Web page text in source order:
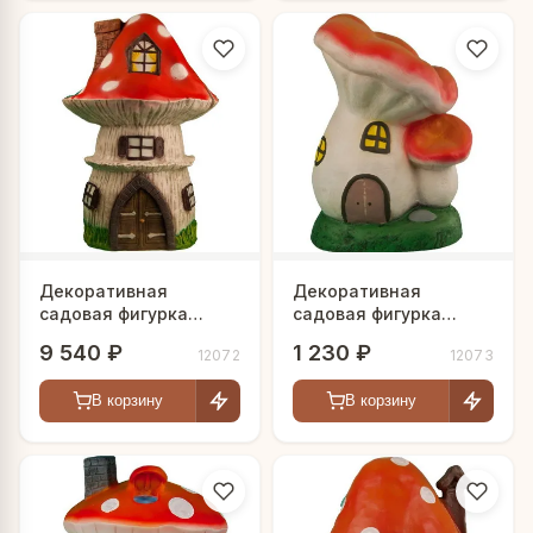
Декоративная
садовая фигурка
9 540 ₽ 12072
В корзину
Декоративная
садовая фигурка
1 230 ₽ 12073
В корзину